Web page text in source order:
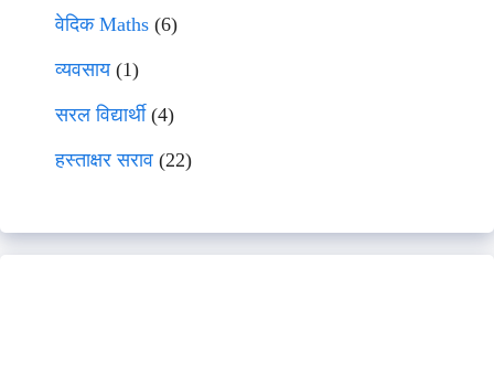
वेदिक Maths (6)
व्यवसाय(1)
सरल विद्यार्थी(4)
हस्ताक्षर सराव (22)